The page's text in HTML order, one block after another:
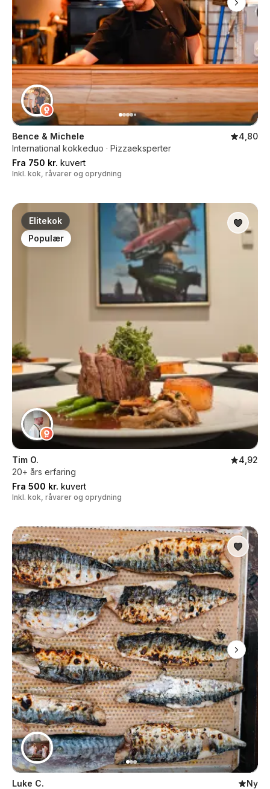
Bence & Michele
4,80
International kokkeduo · Pizzaeksperter
Fra 750 kr. kuvert
Inkl. kok, råvarer og oprydning
Elitekok
Populær
Tim O.
4,92
20+ års erfaring
Fra 500 kr. kuvert
Inkl. kok, råvarer og oprydning
Luke C.
Ny